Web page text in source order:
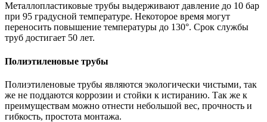
Металлопластиковые трубы выдерживают давление до 10 бар
при 95 градусной температуре. Некоторое время могут
переносить повышение температуры до 130°. Срок службы
труб достигает 50 лет.
Полиэтиленовые трубы
Полиэтиленовые трубы являются экологически чистыми, так
же не поддаются коррозии и стойки к истиранию. Так же к
преимуществам можно отнести небольшой вес, прочность и
гибкость, простота монтажа.